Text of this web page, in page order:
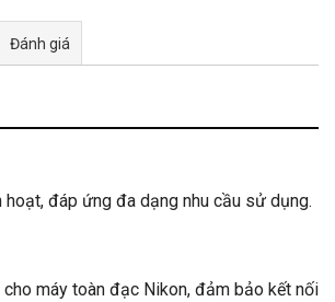
Đánh giá
Facebook
hoạt, đáp ứng đa dạng nhu cầu sử dụng.
máy toàn đạc Nikon, đảm bảo kết nối